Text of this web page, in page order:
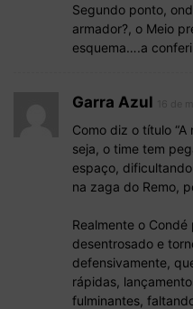
Segundo ponto,
armador?, o Meio
esquema….a
Garra Azul
Como diz o título “A
seja, o time tem
espaço,
na zaga do Remo,
Realmente o
desentrosado e
defensivamente,
rápidas,
fulminantes,